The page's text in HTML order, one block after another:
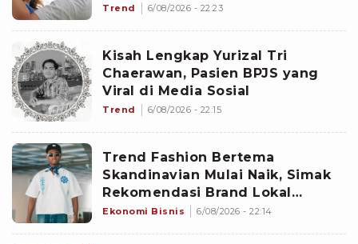
Trend 6/08/2026 - 22:23
Kisah Lengkap Yurizal Tri
Chaerawan, Pasien BPJS yang
Viral di Media Sosial
Trend 6/08/2026 - 22:15
Trend Fashion Bertema
Skandinavian Mulai Naik, Simak
Rekomendasi Brand Lokal
Dengan Harga Yang Affordable
Ekonomi Bisnis 6/08/2026 - 22:14